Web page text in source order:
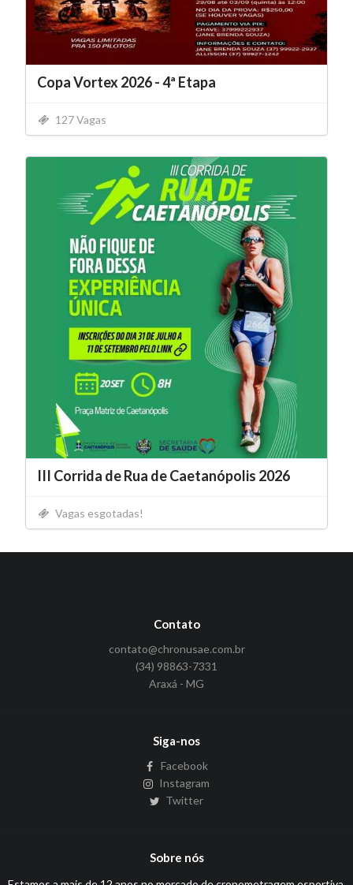
Copa Vortex 2026 - 4ª Etapa
127 Vagas
III Corrida de Rua de Caetanópolis 2026
Vagas esgotadas!
Contato
contato@chronusae.com.br
(34) 98863-7331
Araxá - MG
Siga-nos
Facebook
Instagram
Twitter
Sobre nós